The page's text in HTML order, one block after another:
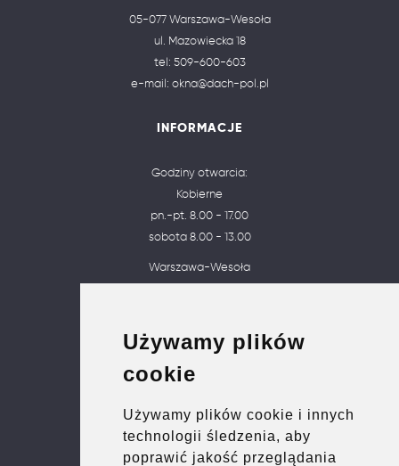
Używamy plików
cookie
Używamy plików cookie i innych
technologii śledzenia, aby
poprawić jakość przeglądania
05-077 Warszawa-Wesoła
ul. Mazowiecka 18
tel: 509-600-603
e-mail: okna@dach-pol.pl
INFORMACJE
Godziny otwarcia:
Kobierne
pn.-pt. 8.00 - 17.00
sobota 8.00 - 13.00
Warszawa-Wesoła
WYCENY
e-mail:biuro@dach-pol.pl
tel. 571-508-228